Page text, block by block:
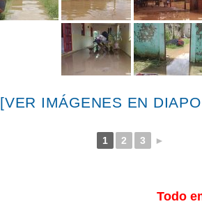
[VER IMÁGENES EN
1 2 3 ►
Todo